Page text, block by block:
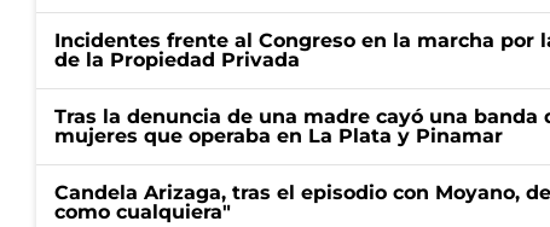
Incidentes frente al Congreso en la marcha por
de la Propiedad Privada
Tras la denuncia de una madre cayó una banda
mujeres que operaba en La Plata y Pinamar
Candela Arizaga, tras el episodio con Moyano,
como cualquiera"